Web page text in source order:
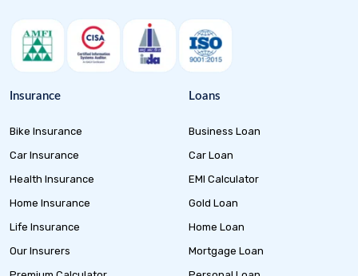
Insurance
Bike Insurance
Car Insurance
Health Insurance
Home Insurance
Life Insurance
Our Insurers
Loans
Business Loan
Car Loan
EMI Calculator
Gold Loan
Home Loan
Mortgage Loan